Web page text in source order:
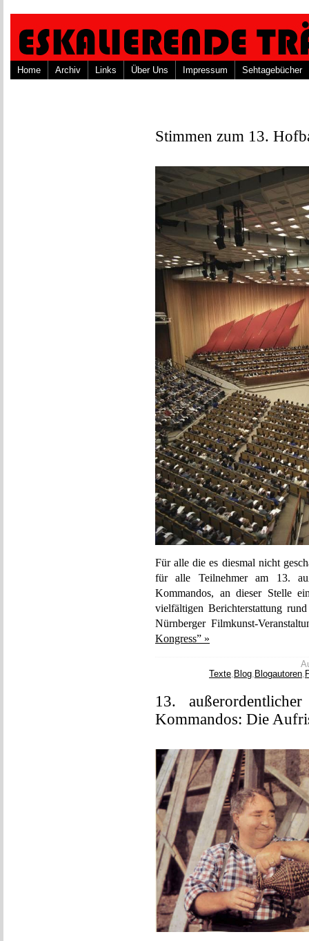
Home Archiv Links Über Uns Impressum Sehtagebücher
Stimmen zum 13.
Für alle die es diesmal nicht
für alle Teilnehmer am 13.
Kommandos, an dieser Stelle
vielfältigen Berichterstattung
Nürnberger Filmkunst-
Kongress” »
Texte, Blog, Blogautoren,
13.
Kommandos: Die